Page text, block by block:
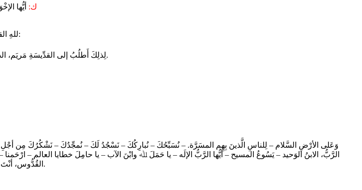
ك: أيُّها
للهِ القادِرِ عَلى كُلِّ شَيء، وَلَكُم أيُّها الإخوة، بأنِّي خَطِئْتُ كَثيرًا، بِالفِكرِ والقَوْلِ والفِعْلِ والاهْمال:
لِذلِكَ أَطلُبُ إلى القدِّيسَةِ مَريَم، الدائِمَةِ البَتُوليَّة، وإلى جَميعِ الملائِكَةِ والقِدِّيسين، وإلَيْكم أيُّها الإخْوَة، الصلاةَ مِن أجْلي، إلى الرَّبِّ إلَهِنا.
وَعَلى الأرْضِ السَّلام – لِلناسِ الَّذينَ بِهِم المسَرَّة. – نُسَبِّحُكَ – نُبارِكُكَ – نَسْجُدُ لَكَ – نُمجِّدُكَ – نَشْكُرُكَ مِن أجْلِ
الرَّبُّ، الابنُ الوَحيد – يَسُوعُ المسيح – أيُّها الرَّبُّ الإلَه – يا حَمَلَ ﷲ وابْنَ الآب – يا حامِلَ خطايا العالم –
القُدُّوس، أنْتَ وَحْدَكَ الرَّبُّ – أنْتَ وَحْدَكَ العَليّ – يا يَسُوعُ المسيح – مَعَ الرُّوحِ القُدُس – في مَجْدِ ﷲِ الآب. – آمين.